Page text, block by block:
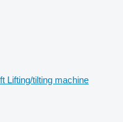
Lifting/tilting machine